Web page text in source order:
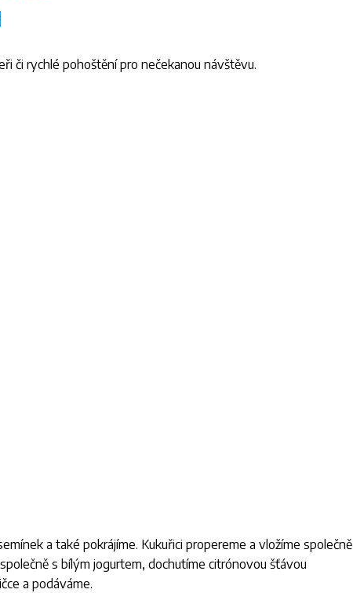
či rychlé pohoštění pro nečekanou návštěvu.
a také pokrájíme. Kukuřici propereme a vložíme společně
s bílým jogurtem, dochutíme citrónovou šťávou
a podáváme.